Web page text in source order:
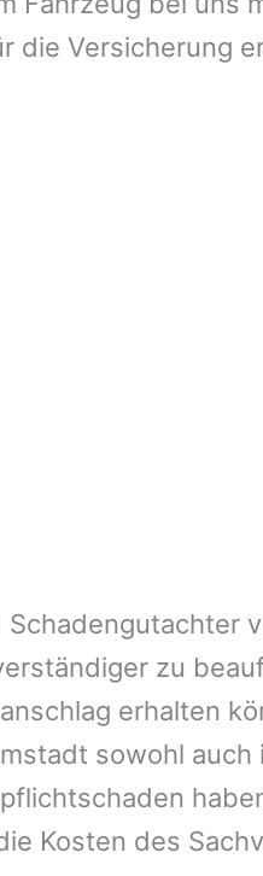
die Versicherung
zu
erhalten
sowohl auch
Kosten des